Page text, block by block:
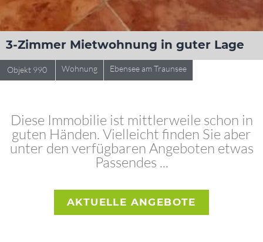
3-Zimmer Mietwohnung in guter Lage
Objekt 990 Wohnung Ebensee am Traunsee
Diese Immobilie ist mittlerweile schon in
guten Händen. Vielleicht finden Sie aber
unter den verfügbaren Angeboten etwas
Passendes ...
AKTUELLE ANGEBOTE